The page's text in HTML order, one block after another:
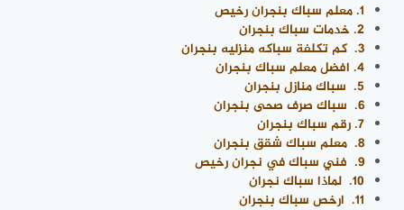
1. معلم سباك بنجران رخيص
2. خدمات سباك بنجران
3. كم تكلفة سباكه منزليه بنجران
4. افضل معلم سباك بنجران
5. سباك منازل بنجران
6. سباك صرف صحى بنجران
7. رقم سباك بنجران
8. معلم سباك شقق بنجران
9. فني سباك في نجران رخيص
10. لماذا سباك نجران
11. ارخص سباك بنجران